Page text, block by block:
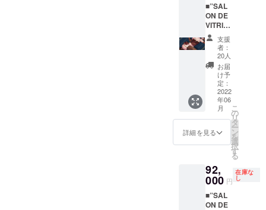
れませ
ん
本セッ
ト+フル
アクセ
サリー
セット
（ヘッ
ドドレ
ス・
チョー
カー・
カフ
ス・
シュー
ズク
プ）+ポ
カー
ド ※
ズは
セット
■”SAL
ON DE
VITRIN
E”チョ
コレー
トケー
キビス
チェ
FULL
セット
プラン
チョコ
レート
ケーキ
ビス
ディ
ネート
一式が
欲しい
方向け
支援
者：
20人
お届
け予
定：
2022
年06
月
詳細を見る
こ
の
リ
タ
ー
ン
を
選
択
す
る
92,
000 円
在庫な
し
■”SAL
ON DE